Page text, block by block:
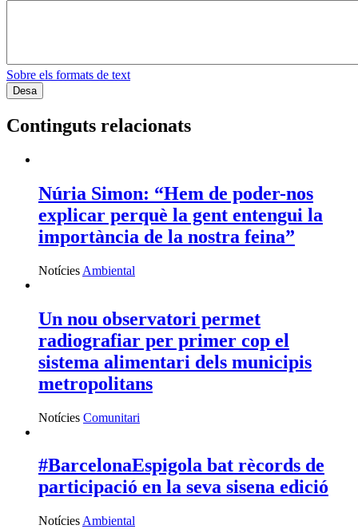
Sobre els formats de text
Continguts relacionats
Núria Simon: “Hem de poder-nos
explicar perquè la gent entengui la
importància de la nostra feina”
Notícies Ambiental
Un nou observatori permet
radiografiar per primer cop el
sistema alimentari dels municipis
metropolitans
Notícies Comunitari
#BarcelonaEspigola bat rècords de
participació en la seva sisena edició
Notícies Ambiental